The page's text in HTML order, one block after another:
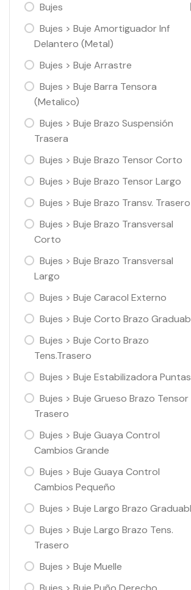
Bujes
Bujes > Buje Amortiguador Inf
Delantero (Metal)
Bujes > Buje Arrastre
Bujes > Buje Barra Tensora
(Metalico)
Bujes > Buje Brazo Suspensión
Trasera
Bujes > Buje Brazo Tensor Corto
Bujes > Buje Brazo Tensor Largo
Bujes > Buje Brazo Transv. Trasero
Bujes > Buje Brazo Transversal
Corto
Bujes > Buje Brazo Transversal
Largo
Bujes > Buje Caracol Externo
Bujes > Buje Corto Brazo
Bujes > Buje Corto Brazo
Tens.Trasero
Bujes > Buje Estabilizadora Puntas
Bujes > Buje Grueso Brazo Tensor
Trasero
Bujes > Buje Guaya Control
Cambios Grande
Bujes > Buje Guaya Control
Cambios Pequeño
Bujes > Buje Largo Brazo
Bujes > Buje Largo Brazo Tens.
Trasero
Bujes > Buje Muelle